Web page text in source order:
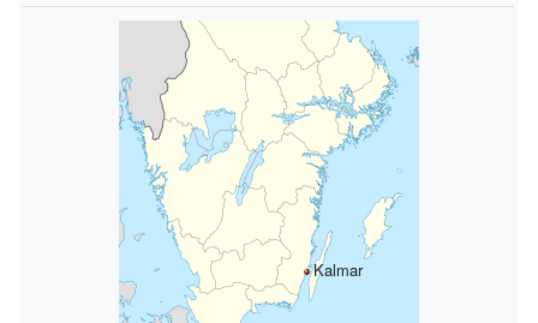
Kalmar